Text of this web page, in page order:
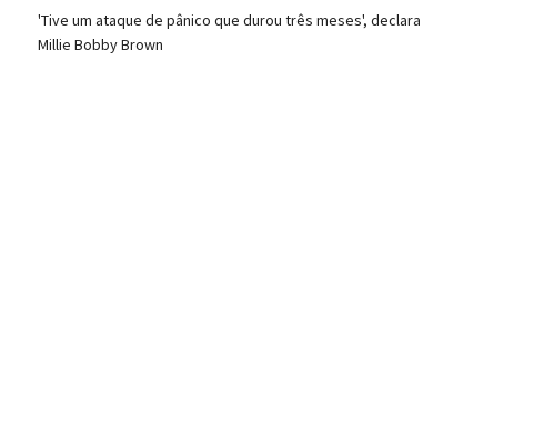
'Tive um ataque de pânico que durou três meses', declara
Millie Bobby Brown